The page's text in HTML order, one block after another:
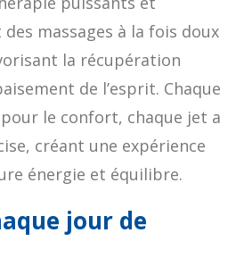
massages à la fois doux
la récupération
de l’esprit. Chaque
le confort, chaque jet a
créant une expérience
énergie et équilibre.
jour de